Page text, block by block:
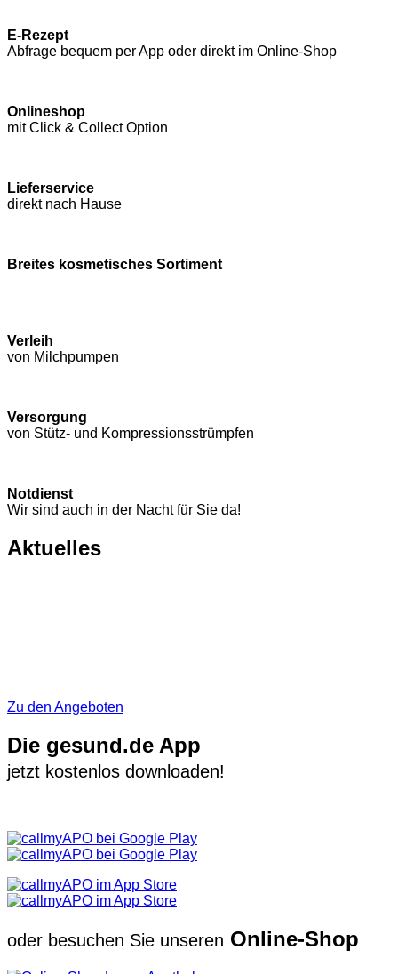
E-Rezept
Abfrage bequem per App oder direkt im Online-Shop
Onlineshop
mit Click & Collect Option
Lieferservice
direkt nach Hause
Breites kosmetisches Sortiment
Verleih
von Milchpumpen
Versorgung
von Stütz- und Kompressions­strümpfen
Notdienst
Wir sind auch in der Nacht für Sie da!
Aktuelles
Zu den Angeboten
Die gesund.de App
jetzt kostenlos downloaden!
oder besuchen Sie unseren Online-Shop